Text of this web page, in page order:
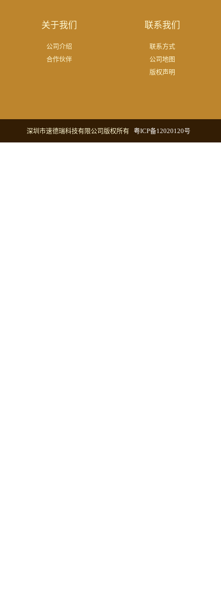
关于我们
公司介绍
合作伙伴
联系我们
联系方式
公司地图
版权声明
深圳市速德瑞科技有限公司版权所有 粤ICP备12020120号